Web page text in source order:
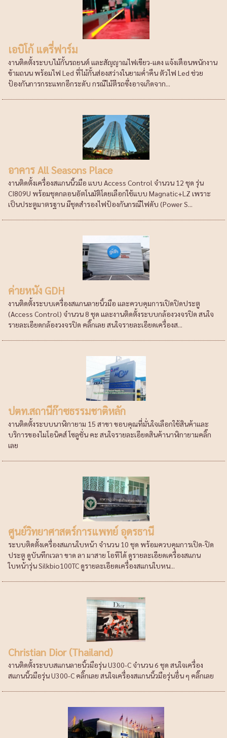
เอบิโก้ แดรี่ฟาร์ม
งานติดตั้งระบบไม้กั้นรถยนต์ และสัญญาณไฟเขียว-แดง แจ้งเตือนพนักงาน
ข้ามถนน พร้อมไฟ Led ที่ไม้กั้นส่องสว่างในยามค่ำคืน ตัวไฟ Led ช่วย
ป้องกันการกระแทกอีกระดับ กรณีไม้ตีรถซึ่งอาจเกิดจาก...
อาคาร All Seasons Place
งานติดตั้งเครื่องสแกนนิ้วมือ แบบ Access Control จำนวน 12 ชุด รุ่น
CI809U พร้อมชุดกลอนอัตโนมัติโดยเลือกใช้แบบ Magnatic+LZ เพราะ
เป็นประตูมาตรฐาน มีชุดสำรองไฟป้องกันกรณีไฟดับ (Power S...
ค่ายหนัง GDH
งานติดตั้งระบบเครื่องสแกนลายนิ้วมือ และควบคุมการเปิดปิดประตู
(Access Control) จำนวน 8 ชุด และงานติดตั้งระบบกล้องวงจรปิด สนใจ
รายละเอียดกล้องวงจรปิด คลิ๊กเลย สนใจรายละเอียดเครื่องส...
ปตท.สถานีก๊าซธรรมชาติหลัก
งานติดตั้งระบบนาฬิกายาม 15 สาขา ขอบคุณที่มั่นใจเลือกใช้สินค้าและ
บริการของไมโอนิคส์ โซลูชั่น คะ สนใจรายละเอียดสินค้านาฬิกายามคลิ๊ก
เลย
ศูนย์วิทยาศาสตร์การแพทย์ อุดรธานี
ระบบติดตั้งเครื่องสแกนใบหน้า จำนวน 10 ชุด พร้อมควบคุมการเปิด-ปิด
ประตู ดูบันทึกเวลา ขาด ลา มาสาย โอทีได้ ดูรายละเอียดเครื่องสแกน
ใบหน้ารุ่น Silkbio100TC ดูรายละเอียดเครื่องสแกนใบหน...
Christian Dior (Thailand)
งานติดตั้งระบบสแกนลายนิ้วมือรุ่น U300-C จำนวน 6 ชุด สนใจเครื่อง
สแกนนิ้วมือรุ่น U300-C คลิ๊กเลย สนใจเครื่องสแกนนิ้วมือรุ่นอื่น ๆ คลิ๊กเลย